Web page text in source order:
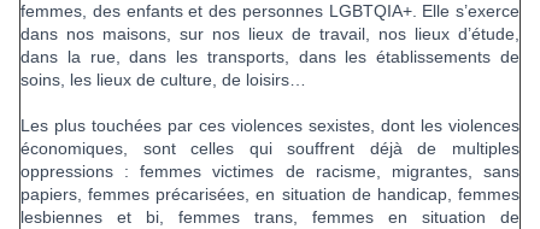
femmes, des enfants et des personnes LGBTQIA+. Elle s’exerce
dans nos maisons, sur nos lieux de travail, nos lieux d’étude,
dans la rue, dans les transports, dans les établissements de
soins, les lieux de culture, de loisirs…
Les plus touchées par ces violences sexistes, dont les violences
économiques, sont celles qui souffrent déjà de multiples
oppressions : femmes victimes de racisme, migrantes, sans
papiers, femmes précarisées, en situation de handicap, femmes
lesbiennes et bi, femmes trans, femmes en situation de